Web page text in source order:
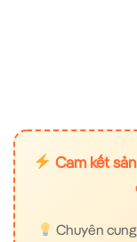
Cam kết
Chuyên